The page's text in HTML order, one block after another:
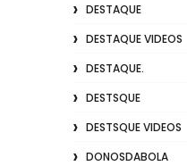
DESTAQUE
DESTAQUE VIDEOS
DESTAQUE.
DESTSQUE
DESTSQUE VIDEOS
DONOSDABOLA